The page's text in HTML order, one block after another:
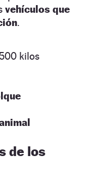
vehículos que
.
kilos
de los